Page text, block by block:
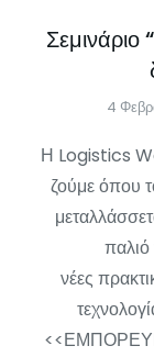
4
Η Logistics
ζούμε όπου
νέες